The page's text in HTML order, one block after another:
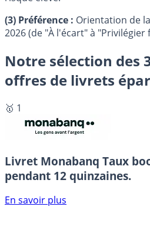
(3) Préférence : Orientation de
2026 (de "À l'écart" à
Notre sélection des
offres de livrets
🥇 1
Livret Monabanq Taux
pendant 12 quinzaines.
En savoir plus